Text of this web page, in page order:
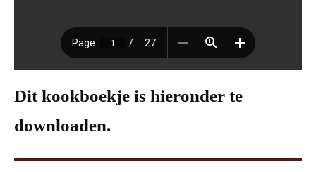
Dit kookboekje is hieronder te
downloaden.